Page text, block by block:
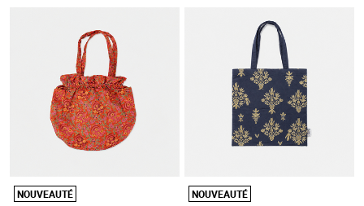
NOUVEAUTÉ NOUVEAUTÉ